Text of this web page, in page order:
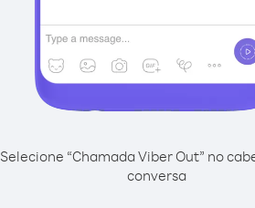
Selecione “Chamada Viber Out” no
conversa